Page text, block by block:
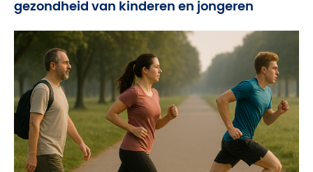
gezondheid van kinderen en jongeren